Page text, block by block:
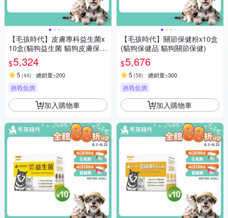
【毛孩時代】皮膚專科益生菌x
10盒(貓狗益生菌 貓狗皮膚保
健)
$5,324
5 (44) 總銷量>200
挑戰低價
加入購物車
【毛孩時代】關節保健粉x10盒
(貓狗保健品 貓狗關節保健)
$5,676
5 (58) 總銷量>300
挑戰低價
加入購物車